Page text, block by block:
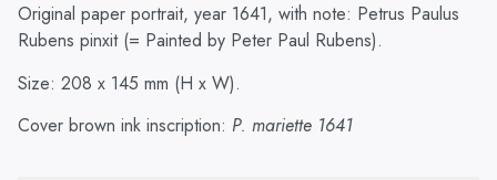
Original paper portrait, year 1641, with note: Petrus Paulus
Rubens pinxit (= Painted by Peter Paul Rubens).
Size: 208 x 145 mm (H x W).
Cover brown ink inscription: P. mariette 1641